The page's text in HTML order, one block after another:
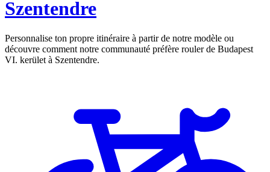
Szentendre
Personnalise ton propre itinéraire à partir de notre modèle ou
découvre comment notre communauté préfère rouler de Budapest
VI. kerület à Szentendre.